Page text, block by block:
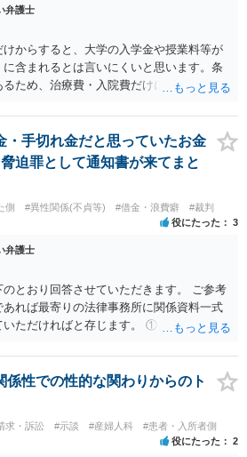
弁護士
からすると、大学の入学金や授業料等が
含まれるとは言いにくいと思います。条
ため、治療費・入院費だけに限定される
気や事故によって臨時に必要となった医
別支出を念頭に置いた条項と読むのが自然
入学金、授業料、受験費用などの教育費に
るから当然に半額を請求できる」とまで
なお、通常、大学進学費用をどこまで負
時の合意内容のほか、子どもの年齢、大
、父母の学歴・収入・資産状況、進学先
検討することになります。公正証書の他
期についてどのように定められている
有無、「教育費」「進学費用」に関する
る必要があると考えられます。
・手切れ金だと思っていたお金
迫罪として通知書が来てまと
側 #異性関係(不貞等) #借金・浪費癖 #裁判
役にたった 3
弁護士
のとおり回答させていただきます。 ご参考
れば最寄りの法律事務所に関係資料一式
ただければと存じます。 ① このLINEの
を含む１００万円の貸付に至るまでの
の内容等を踏まえて、関係を清算するため
る可能性はあると考えます。 ② 「今後一
り込む」というLINEや誓約書は、裁判上
⇒前後のやり取りや誓約書の具体的内容
はできませんが、一定の証拠価値はある
係性での性的な関わりからのト
求・訴訟 #示談 #産婦人科 #患者・入所者側
役にたった 2